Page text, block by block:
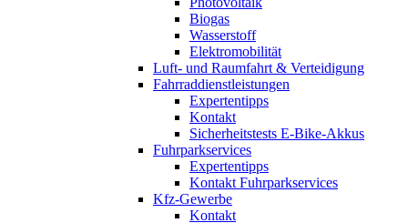
Biogas
Wasserstoff
Elektromobilität
Luft- und Raumfahrt & Verteidigung
Fahrraddienstleistungen
Expertentipps
Kontakt
Sicherheitstests E-Bike-Akkus
Fuhrparkservices
Expertentipps
Kontakt Fuhrparkservices
Kfz-Gewerbe
Kontakt